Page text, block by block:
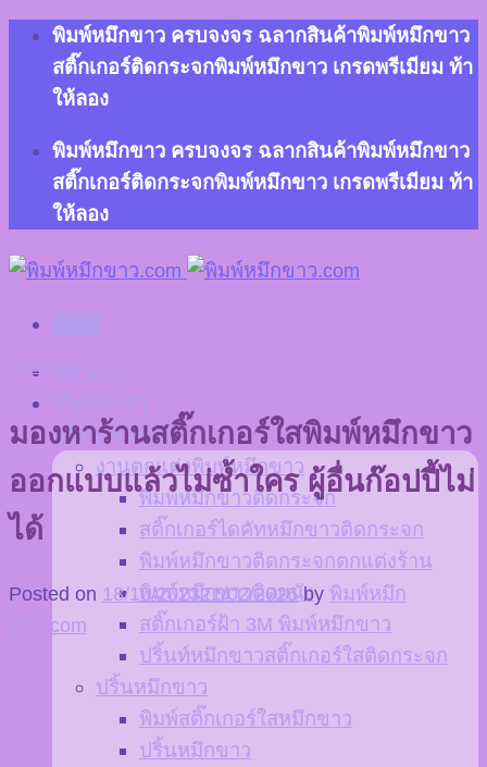
Skip
content
พิมพ์หมึกขาว ครบจงจร ฉลากสินค้าพิมพ์หมึกขาว
สติ๊กเกอร์ติดกระจกพิมพ์หมึกขาว เกรดพรีเมียม ท้า
ให้ลอง
พิมพ์หมึกขาว ครบจงจร ฉลากสินค้าพิมพ์หมึกขาว
สติ๊กเกอร์ติดกระจกพิมพ์หมึกขาว เกรดพรีเมียม ท้า
ให้ลอง
บริการของเรา
งานตกแต่งพิมพ์หมึกขาว
พิมพ์หมึกขาวติดกระจก
สติ๊กเกอร์ไดคัทหมึกขาวติดกระจก
พิมพ์หมึกขาวติดกระจกตกแต่งร้าน
พิมพ์หมึกขาวติดผนัง
สติ๊กเกอร์ฝ้า 3M พิมพ์หมึกขาว
ปริ้นท์หมึกขาวสติ๊กเกอร์ใสติดกระจก
ปริ้นหมึกขาว
พิมพ์สติ๊กเกอร์ใสหมึกขาว
ปริ้นหมึกขาว
ความรู้ทั่วไป
มองหาร้านสติ๊กเกอร์ใสพิมพ์หมึกขาว
ออกแบบแล้วไม่ซ้ำใคร ผู้อื่นก๊อปปี้ไม่
ได้
Posted on 18/10/202321/02/2026by พิมพ์หมึก
ขาว.com